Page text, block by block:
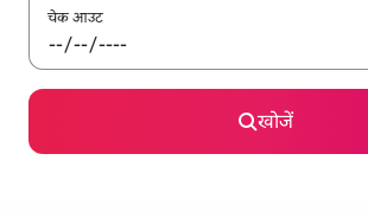
चेक आउट
खोजें